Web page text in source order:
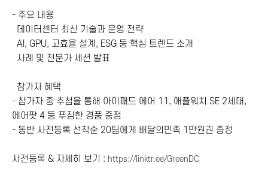
- 주요 내용
데이터센터 최신 기술과 운영 전략
AI, GPU, 고효율 설계, ESG 등 핵심 트렌드 소개
사례 및 전문가 세션 발표
참가자 혜택
- 참가자 중 추첨을 통해 아이패드 에어 11, 애플워치 SE 2세대,
에어팟 4 등 푸짐한 경품 증정
- 동반 사전등록 선착순 20팀에게 배달의민족 1만원권 증정
사전등록 & 자세히 보기 : https://linktr.ee/GreenDC